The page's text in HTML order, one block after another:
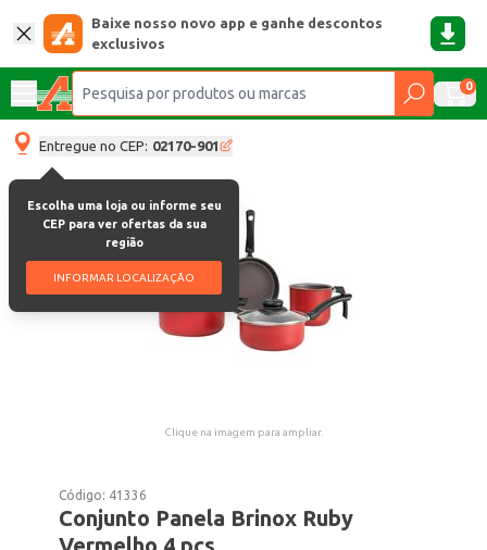
Baixe nosso novo app e ganhe descontos
exclusivos
0
Entregue no CEP: 02170-901
Escolha uma loja ou informe seu
CEP para ver ofertas da sua
região
INFORMAR LOCALIZAÇÃO
Clique na imagem para ampliar.
Código: 41336
Conjunto Panela Brinox Ruby